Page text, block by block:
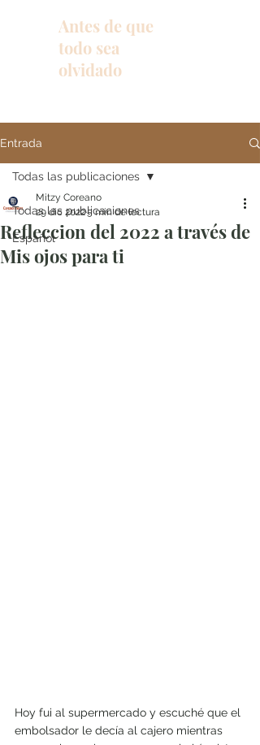
Antes de que
todo sea
olvidado
Entrada
Todas las publicaciones
Español
Todas las publicaciones
Refleccion del 2022 a través de
Mis ojos para ti
Mitzy Coreano
29 dic 20225 min de lectura
Hoy fui al supermercado y escuché que el
embolsador le decía al cajero mientras